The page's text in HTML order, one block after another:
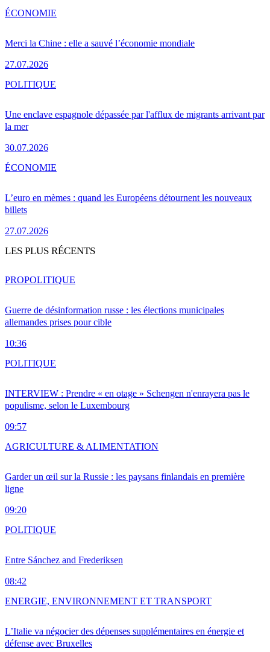
Merci la Chine : elle a sauvé l’économie mondiale
27.07.2026
ÉCONOMIE
Une enclave espagnole dépassée par l'afflux de migrants arrivant par
la mer
30.07.2026
POLITIQUE
L’euro en mèmes : quand les Européens détournent les nouveaux
billets
27.07.2026
ÉCONOMIE
LES PLUS RÉCENTS
Guerre de désinformation russe : les élections municipales
allemandes prises pour cible
10:36
PROPOLITIQUE
INTERVIEW : Prendre « en otage » Schengen n'enrayera pas le
populisme, selon le Luxembourg
09:57
POLITIQUE
Garder un œil sur la Russie : les paysans finlandais en première
ligne
09:20
AGRICULTURE & ALIMENTATION
Entre Sánchez and Frederiksen
08:42
POLITIQUE
L’Italie va négocier des dépenses supplémentaires en énergie et
défense avec Bruxelles
ENERGIE, ENVIRONNEMENT ET TRANSPORT